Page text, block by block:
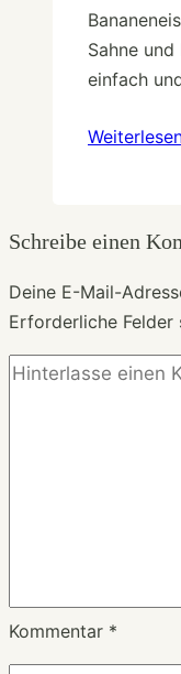
Sahne
einfach
Schreibe einen
Deine E-Mail-
Erforderliche Felder
Kommentar *